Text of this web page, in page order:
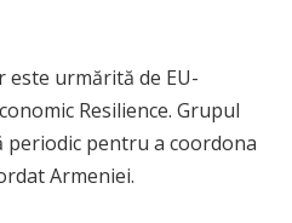
urmărită de EU-
Resilience. Grupul
periodic pentru a coordona
Armeniei.